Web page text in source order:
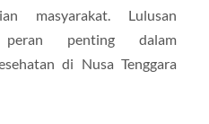
masyarakat. Lulusan
peran penting dalam
di Nusa Tenggara